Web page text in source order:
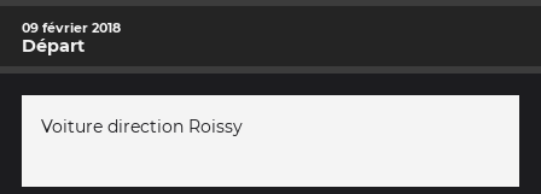
09 février 2018
Départ
Voiture direction Roissy